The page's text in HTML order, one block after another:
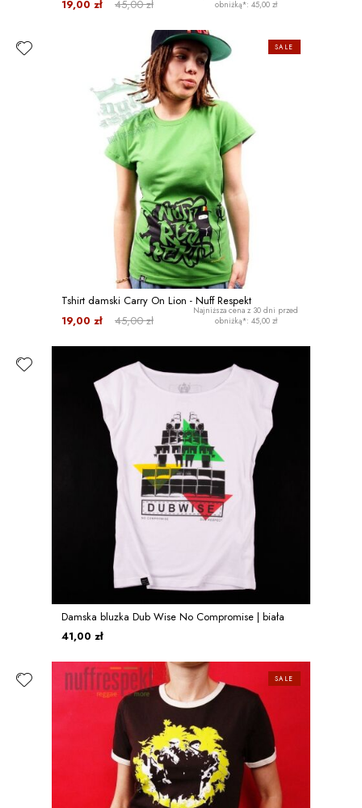
45,00 zł
19,00 zł
obniżką*: 45,00 zł
Tshirt damski Carry On Lion - Nuff Respekt
45,00 zł
19,00 zł
Najniższa cena z 30 dni przed
obniżką*: 45,00 zł
SALE
Damska bluzka Dub Wise No Compromise | biała
41,00 zł
SALE